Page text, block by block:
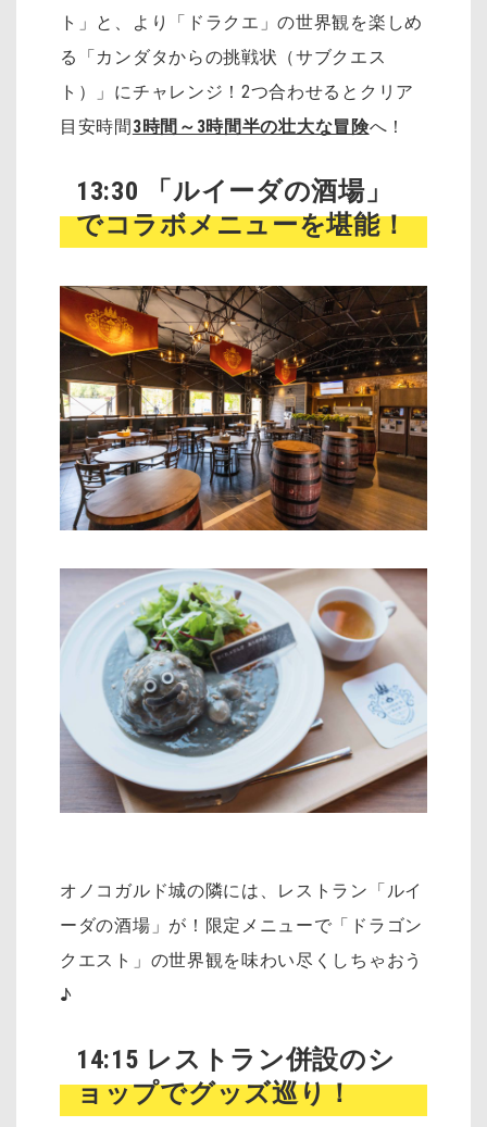
ト」と、より「ドラクエ」の世界観を楽しめ
る「カンダタからの挑戦状（サブクエス
ト）」にチャレンジ！2つ合わせるとクリア
目安時間3時間～3時間半の壮大な冒険へ！
13:30 「ルイーダの酒場」
でコラボメニューを堪能！
オノコガルド城の隣には、レストラン「ルイ
ーダの酒場」が！限定メニューで「ドラゴン
クエスト」の世界観を味わい尽くしちゃおう
♪
14:15 レストラン併設のシ
ョップでグッズ巡り！